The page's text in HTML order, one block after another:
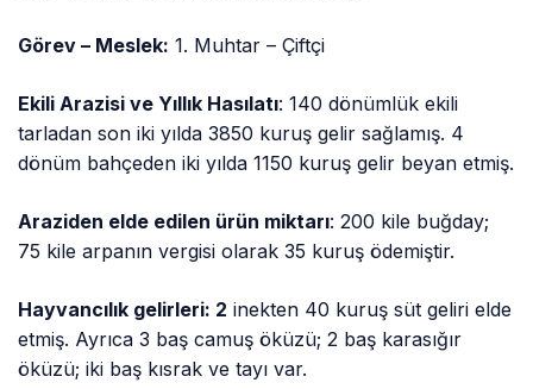
Görev – Meslek: 1. Muhtar – Çiftçi
Ekili Arazisi ve Yıllık Hasılatı: 140 dönümlük ekili
tarladan son iki yılda 3850 kuruş gelir sağlamış. 4
dönüm bahçeden iki yılda 1150 kuruş gelir beyan etmiş.
Araziden elde edilen ürün miktarı: 200 kile buğday;
75 kile arpanın vergisi olarak 35 kuruş ödemiştir.
Hayvancılık gelirleri: 2 inekten 40 kuruş süt geliri elde
etmiş. Ayrıca 3 baş camuş öküzü; 2 baş karasığır
öküzü; iki baş kısrak ve tayı var.